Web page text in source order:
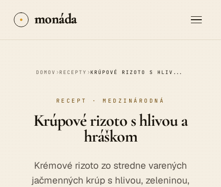
monáda
DOMOV › RECEPTY › KRÚPOVÉ RIZOTO S HLIVOU A HRÁŠKOM
RECEPT · MEDZINÁRODNÁ
Krúpovérizotos hlivou a
hráškom
Krémové rizoto zo stredne varených
jačmenných krúp s hlivou, zeleninou,